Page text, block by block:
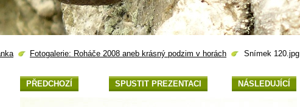
Fotogalerie: Roháče 2008 aneb krásný podzim v horách Snímek 120.jpg
PŘEDCHOZÍ SPUSTIT PREZENTACI NÁSLEDUJÍCÍ